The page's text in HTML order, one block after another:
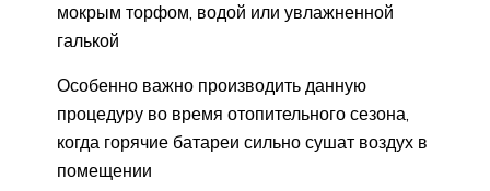
мокрым торфом, водой или увлажненной
галькой
Особенно важно производить данную
процедуру во время отопительного сезона,
когда горячие батареи сильно сушат воздух в
помещении